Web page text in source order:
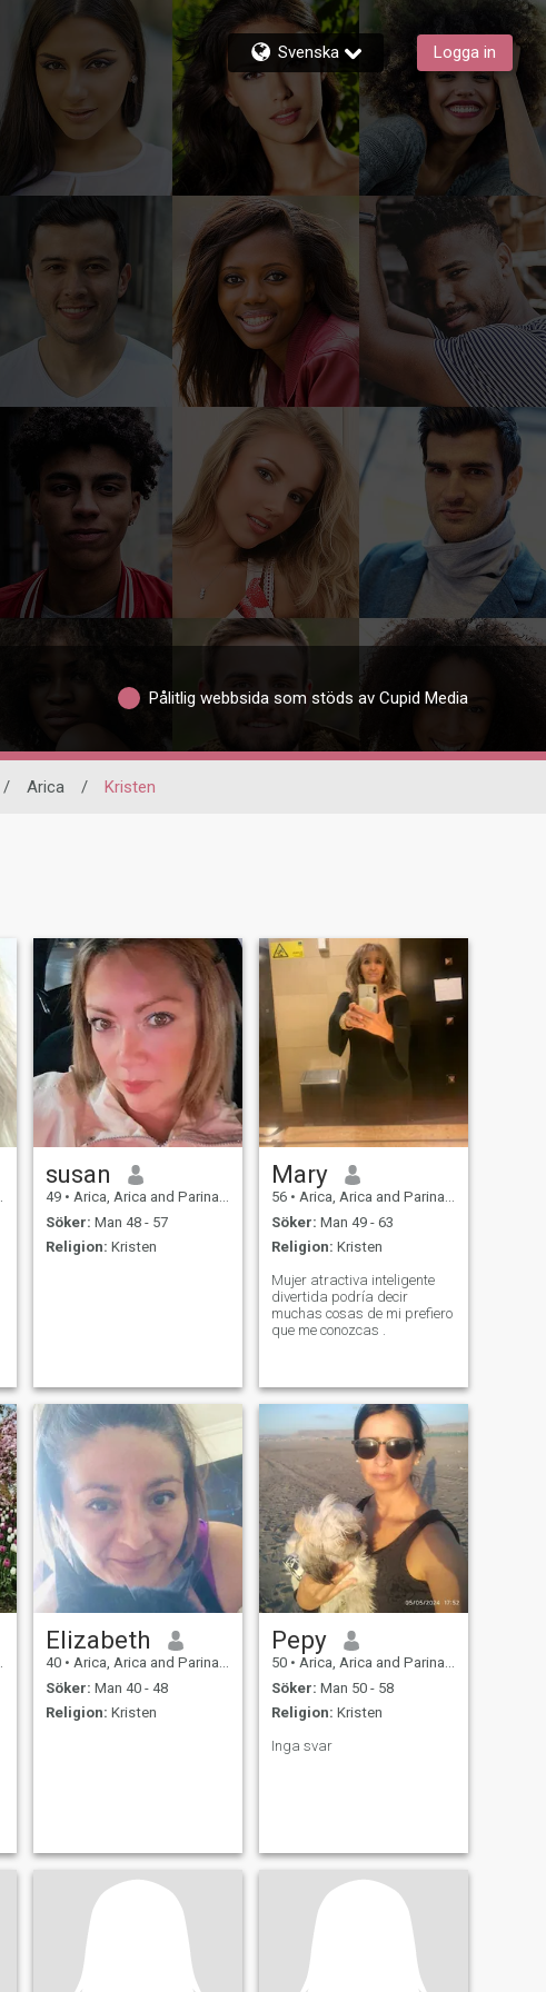
Svenska Logga in
Pålitlig webbsida som stöds av Cupid Media
/ Arica / Kristen
susan
49 • Arica, Arica and Parinacota, Chile
Söker: Man 48 - 57
Religion: Kristen
Mary
56 • Arica, Arica and Parinacota, Chile
Söker: Man 49 - 63
Religion: Kristen
Mujer atractiva inteligente
divertida podría decir
muchas cosas de mi prefiero
que me conozcas .
Elizabeth
40 • Arica, Arica and Parinacota, Chile
Söker: Man 40 - 48
Religion: Kristen
Pepy
50 • Arica, Arica and Parinacota, Chile
Söker: Man 50 - 58
Religion: Kristen
Inga svar